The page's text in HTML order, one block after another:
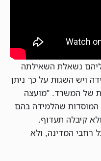
נשאלת השאילתה
ויש השגות על כך ניתן
של המשרד. "מועצה
המוסדות שהלמידה בהם
קיבלה תעדוף.
רחבי המדינה, ולא